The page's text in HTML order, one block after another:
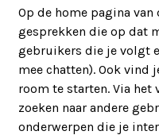
Op de home pagina
gesprekken die op dat
gebruikers die je volgt
mee chatten). Ook vind
room te starten. Via
zoeken naar andere
onderwerpen die je